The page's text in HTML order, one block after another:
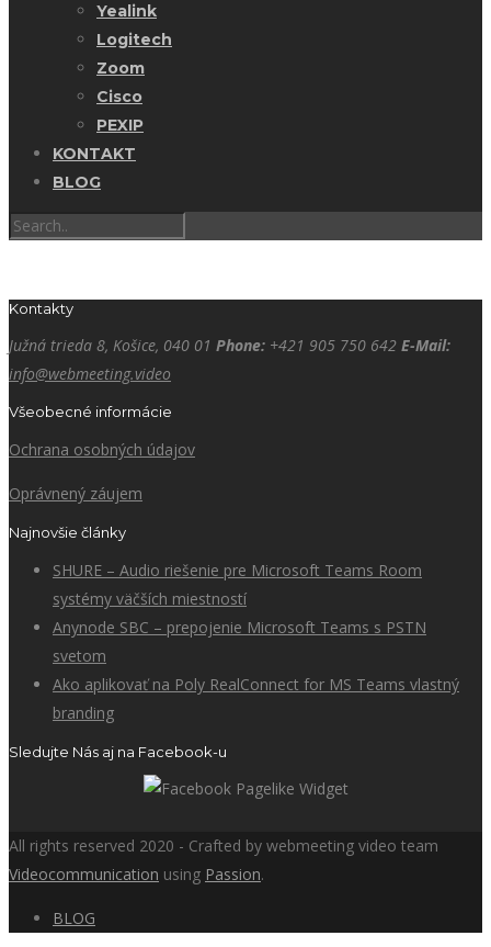
Yealink
Logitech
Zoom
Cisco
PEXIP
KONTAKT
BLOG
Kontakty
Južná trieda 8, Košice, 040 01 Phone: +421 905 750 642 E-Mail:
info@webmeeting.video
Všeobecné informácie
Ochrana osobných údajov
Oprávnený záujem
Najnovšie články
SHURE – Audio riešenie pre Microsoft Teams Room
systémy väčších miestností
Anynode SBC – prepojenie Microsoft Teams s PSTN
svetom
Ako aplikovať na Poly RealConnect for MS Teams vlastný
branding
Sledujte Nás aj na Facebook-u
All rights reserved 2020 - Crafted by webmeeting video team
Videocommunication using Passion.
BLOG